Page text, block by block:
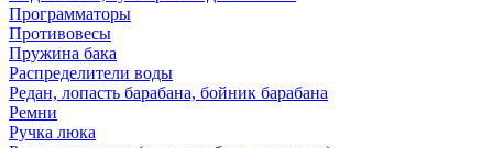
Программаторы
Противовесы
Пружина бака
Распределители воды
Редан, лопасть барабана, бойник барабана
Ремни
Ручка люка